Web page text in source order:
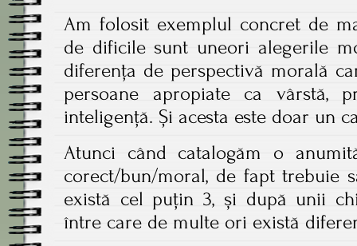
Am folosit exemplul concret de
de dificile sunt uneori alegerile
diferența de perspectivă morală
persoane apropiate ca vârstă,
inteligență. Și acesta este doar un
Atunci când catalogăm o
corect/bun/moral, de fapt trebuie
există cel puțin 3, și după unii
între care de multe ori există